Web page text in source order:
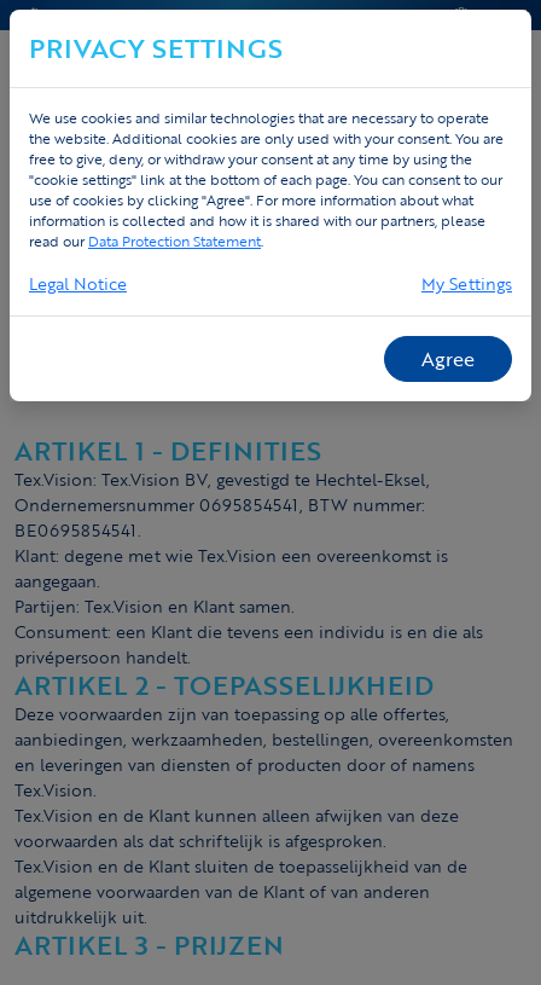
CONTACT & HELP OFFERTE
Algemene voorwaarden
TEX.VISION
ARTIKEL 1 - DEFINITIES
Tex.Vision: Tex.Vision BV, gevestigd te Hechtel-Eksel,
Ondernemersnummer 0695854541, BTW nummer:
BE0695854541.
Klant: degene met wie Tex.Vision een overeenkomst is
aangegaan.
Partijen: Tex.Vision en Klant samen.
Consument: een Klant die tevens een individu is en die als
privépersoon handelt.
ARTIKEL 2 - TOEPASSELIJKHEID
Deze voorwaarden zijn van toepassing op alle offertes,
aanbiedingen, werkzaamheden, bestellingen, overeenkomsten
en leveringen van diensten of producten door of namens
Tex.Vision.
Tex.Vision en de Klant kunnen alleen afwijken van deze
voorwaarden als dat schriftelijk is afgesproken.
Tex.Vision en de Klant sluiten de toepasselijkheid van de
algemene voorwaarden van de Klant of van anderen
uitdrukkelijk uit.
ARTIKEL 3 - PRIJZEN
PRIVACY SETTINGS
We use cookies and similar technologies that are necessary to operate
the website. Additional cookies are only used with your consent. You are
free to give, deny, or withdraw your consent at any time by using the
"cookie settings" link at the bottom of each page. You can consent to our
use of cookies by clicking "Agree". For more information about what
information is collected and how it is shared with our partners, please
read ourData Protection Statement.
Legal Notice My Settings
Agree